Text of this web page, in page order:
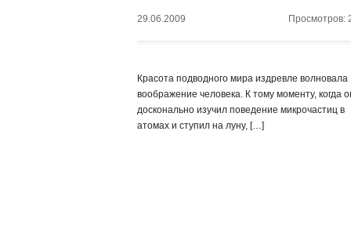
29.06.2009 Просмотров:
Красота подводного мира издревле волновала
воображение человека. К тому моменту, когда
досконально изучил поведение микрочастиц в
атомах и ступил на луну, […]